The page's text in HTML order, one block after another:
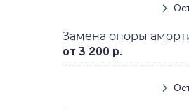
Замена опоры
от 3 200 р.